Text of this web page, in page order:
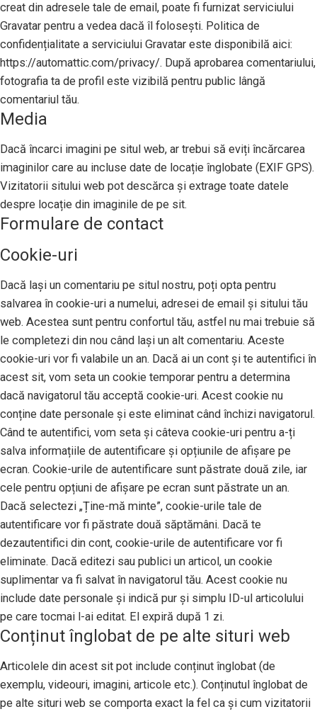
creat din adresele tale de email, poate fi furnizat serviciului
Gravatar pentru a vedea dacă îl folosești. Politica de
confidențialitate a serviciului Gravatar este disponibilă aici:
https://automattic.com/privacy/. După aprobarea comentariului,
fotografia ta de profil este vizibilă pentru public lângă
comentariul tău.
Media
Dacă încarci imagini pe situl web, ar trebui să eviți încărcarea
imaginilor care au incluse date de locație înglobate (EXIF GPS).
Vizitatorii sitului web pot descărca și extrage toate datele
despre locație din imaginile de pe sit.
Formulare de contact
Cookie-uri
Dacă lași un comentariu pe situl nostru, poți opta pentru
salvarea în cookie-uri a numelui, adresei de email și sitului tău
web. Acestea sunt pentru confortul tău, astfel nu mai trebuie să
le completezi din nou când lași un alt comentariu. Aceste
cookie-uri vor fi valabile un an. Dacă ai un cont și te autentifici în
acest sit, vom seta un cookie temporar pentru a determina
dacă navigatorul tău acceptă cookie-uri. Acest cookie nu
conține date personale și este eliminat când închizi navigatorul.
Când te autentifici, vom seta și câteva cookie-uri pentru a-ți
salva informațiile de autentificare și opțiunile de afișare pe
ecran. Cookie-urile de autentificare sunt păstrate două zile, iar
cele pentru opțiuni de afișare pe ecran sunt păstrate un an.
Dacă selectezi „Ține-mă minte”, cookie-urile tale de
autentificare vor fi păstrate două săptămâni. Dacă te
dezautentifici din cont, cookie-urile de autentificare vor fi
eliminate. Dacă editezi sau publici un articol, un cookie
suplimentar va fi salvat în navigatorul tău. Acest cookie nu
include date personale și indică pur și simplu ID-ul articolului
pe care tocmai l-ai editat. El expiră după 1 zi.
Conținut înglobat de pe alte situri web
Articolele din acest sit pot include conținut înglobat (de
exemplu, videouri, imagini, articole etc.). Conținutul înglobat de
pe alte situri web se comporta exact la fel ca și cum vizitatorii